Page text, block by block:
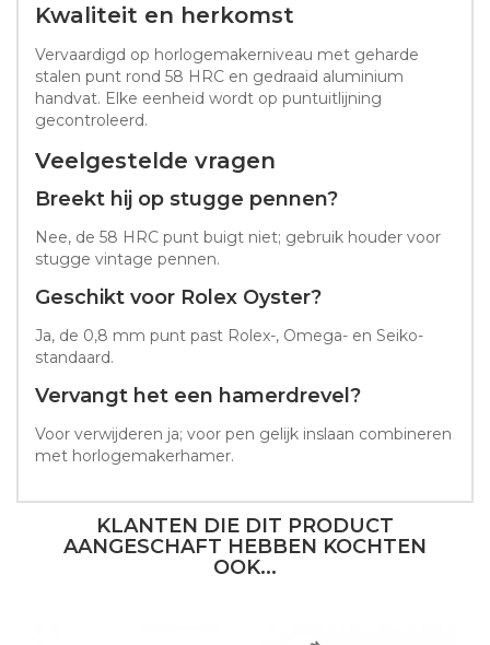
Kwaliteit en herkomst
Vervaardigd op horlogemakerniveau met geharde
stalen punt rond 58 HRC en gedraaid aluminium
handvat. Elke eenheid wordt op puntuitlijning
gecontroleerd.
Veelgestelde vragen
Breekt hij op stugge pennen?
Nee, de 58 HRC punt buigt niet; gebruik houder voor
stugge vintage pennen.
Geschikt voor Rolex Oyster?
Ja, de 0,8 mm punt past Rolex-, Omega- en Seiko-
standaard.
Vervangt het een hamerdrevel?
Voor verwijderen ja; voor pen gelijk inslaan combineren
met horlogemakerhamer.
KLANTEN DIE DIT PRODUCT
AANGESCHAFT HEBBEN KOCHTEN
OOK...